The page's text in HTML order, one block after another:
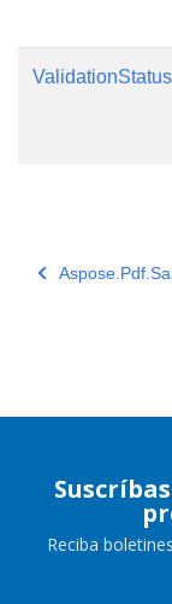
ValidationStatus
Reciba